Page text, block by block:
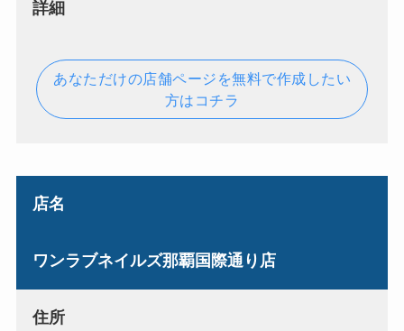
詳細
あなただけの店舗ページを無料で作成したい
方はコチラ
店名
ワンラブネイルズ那覇国際通り店
住所